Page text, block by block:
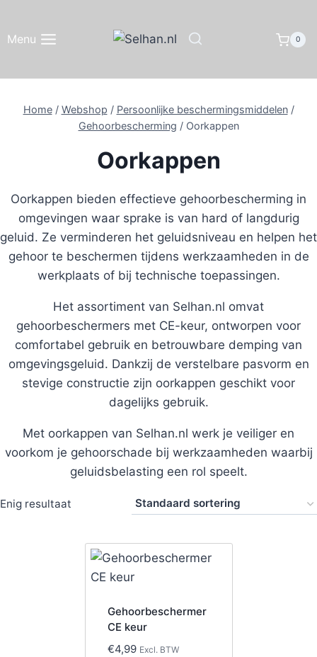
inhoud
Menu 0
Home / Webshop / Persoonlijke beschermingsmiddelen /
Gehoorbescherming / Oorkappen
Oorkappen
Oorkappen bieden effectieve gehoorbescherming in
omgevingen waar sprake is van hard of langdurig
geluid. Ze verminderen het geluidsniveau en helpen het
gehoor te beschermen tijdens werkzaamheden in de
werkplaats of bij technische toepassingen.
Het assortiment van Selhan.nl omvat
gehoorbeschermers met CE-keur, ontworpen voor
comfortabel gebruik en betrouwbare demping van
omgevingsgeluid. Dankzij de verstelbare pasvorm en
stevige constructie zijn oorkappen geschikt voor
dagelijks gebruik.
Met oorkappen van Selhan.nl werk je veiliger en
voorkom je gehoorschade bij werkzaamheden waarbij
geluidsbelasting een rol speelt.
Enig resultaat
Gehoorbeschermer
CE keur
€4,99 Excl. BTW